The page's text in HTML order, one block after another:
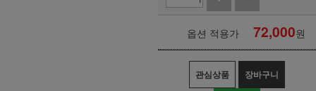
옵션 적용가 72,000원
관심상품 장바구니